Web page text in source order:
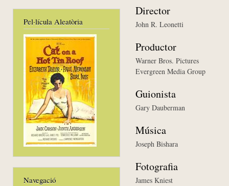
Pel·lícula Aleatòria
Navegació
Director
John R. Leonetti
Productor
Warner Bros. Pictures
Evergreen Media Group
Guionista
Gary Dauberman
Música
Joseph Bishara
Fotografia
James Kniest